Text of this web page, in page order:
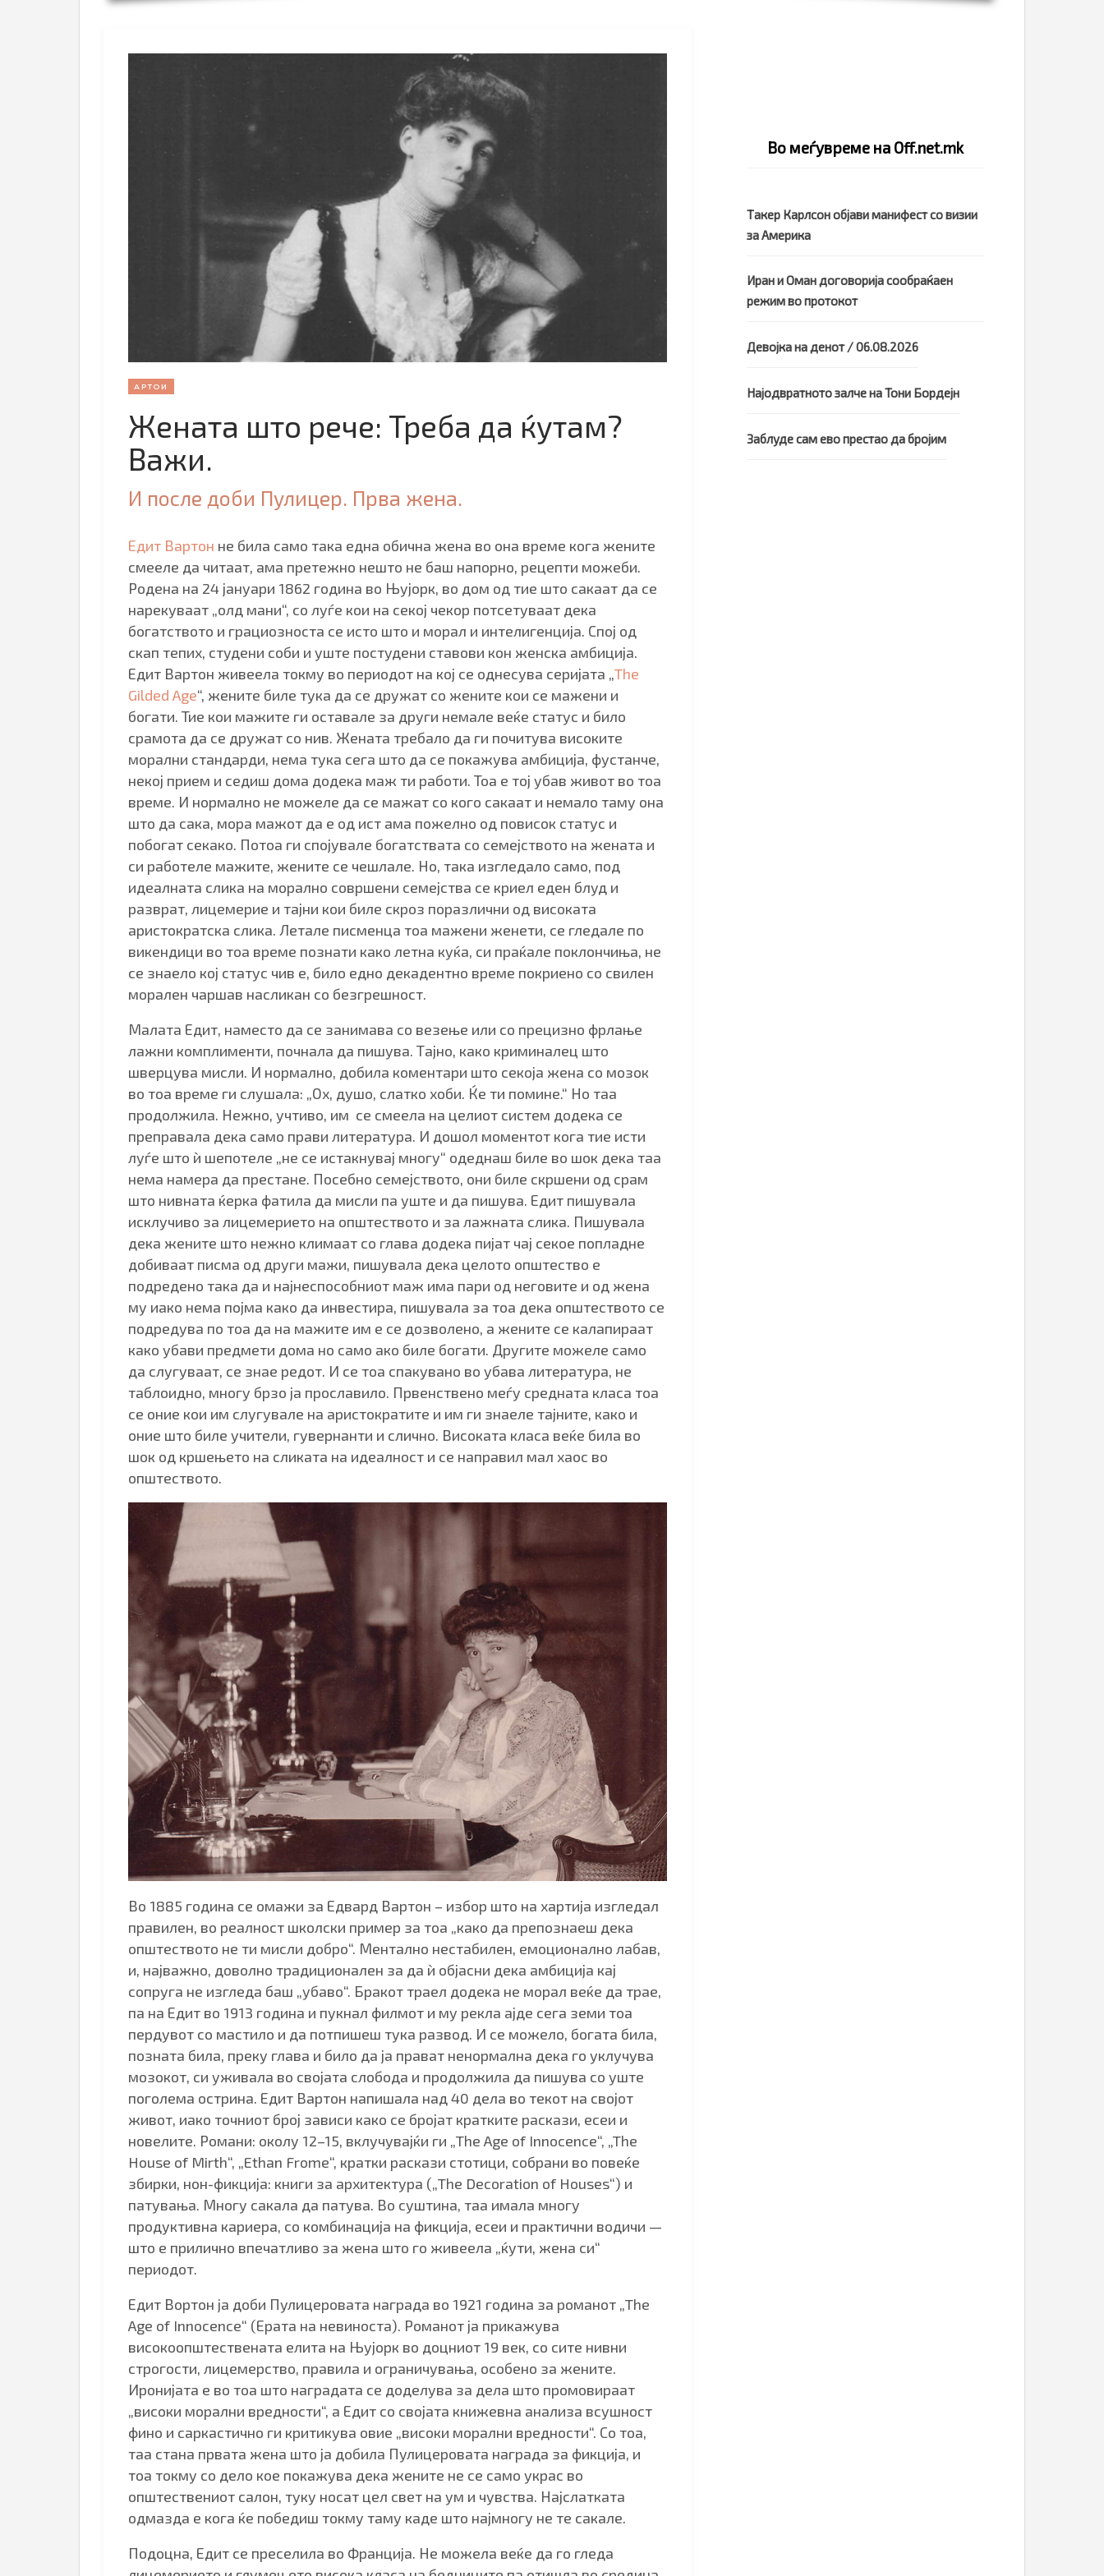
АРТОИ
Жената што рече: Треба да ќутам?
Важи.
И после доби Пулицер. Прва жена.
Едит Вартон не била само така една обична жена во она време кога жените
смееле да читаат, ама претежно нешто не баш напорно, рецепти можеби.
Родена на 24 јануари 1862 година во Њујорк, во дом од тие што сакаат да се
нарекуваат „олд мани“, со луѓе кои на секој чекор потсетуваат дека
богатството и грациозноста се исто што и морал и интелигенција. Спој од
скап тепих, студени соби и уште постудени ставови кон женска амбиција.
Едит Вартон живеела токму во периодот на кој се однесува серијата „The
Gilded Age“, жените биле тука да се дружат со жените кои се мажени и
богати. Тие кои мажите ги оставале за други немале веќе статус и било
срамота да се дружат со нив. Жената требало да ги почитува високите
морални стандарди, нема тука сега што да се покажува амбиција, фустанче,
некој прием и седиш дома додека маж ти работи. Тоа е тој убав живот во тоа
време. И нормално не можеле да се мажат со кого сакаат и немало таму она
што да сака, мора мажот да е од ист ама пожелно од повисок статус и
побогат секако. Потоа ги спојувале богатствата со семејството на жената и
си работеле мажите, жените се чешлале. Но, така изгледало само, под
идеалната слика на морално совршени семејства се криел еден блуд и
разврат, лицемерие и тајни кои биле скроз поразлични од високата
аристократска слика. Летале писменца тоа мажени женети, се гледале по
викендици во тоа време познати како летна куќа, си праќале поклончиња, не
се знаело кој статус чив е, било едно декадентно време покриено со свилен
морален чаршав насликан со безгрешност.
Малата Едит, наместо да се занимава со везење или со прецизно фрлање
лажни комплименти, почнала да пишува. Тајно, како криминалец што
шверцува мисли. И нормално, добила коментари што секоја жена со мозок
во тоа време ги слушала: „Ох, душо, слатко хоби. Ќе ти помине.“ Но таа
продолжила. Нежно, учтиво, им се смеела на целиот систем додека се
преправала дека само прави литература. И дошол моментот кога тие исти
луѓе што ѝ шепотеле „не се истакнувај многу“ одеднаш биле во шок дека таа
нема намера да престане. Посебно семејството, они биле скршени од срам
што нивната ќерка фатила да мисли па уште и да пишува. Едит пишувала
исклучиво за лицемерието на општеството и за лажната слика. Пишувала
дека жените што нежно климаат со глава додека пијат чај секое попладне
добиваат писма од други мажи, пишувала дека целото општество е
подредено така да и најнеспособниот маж има пари од неговите и од жена
му иако нема појма како да инвестира, пишувала за тоа дека општеството се
подредува по тоа да на мажите им е се дозволено, а жените се калапираат
како убави предмети дома но само ако биле богати. Другите можеле само
да слугуваат, се знае редот. И се тоа спакувано во убава литература, не
таблоидно, многу брзо ја прославило. Првенствено меѓу средната класа тоа
се оние кои им слугувале на аристократите и им ги знаеле тајните, како и
оние што биле учители, гувернанти и слично. Високата класа веќе била во
шок од кршењето на сликата на идеалност и се направил мал хаос во
општеството.
Во 1885 година се омажи за Едвард Вартон – избор што на хартија изгледал
правилен, во реалност школски пример за тоа „како да препознаеш дека
општеството не ти мисли добро“. Ментално нестабилен, емоционално лабав,
и, најважно, доволно традиционален за да ѝ објасни дека амбиција кај
сопруга не изгледа баш „убаво“. Бракот траел додека не морал веќе да трае,
па на Едит во 1913 година и пукнал филмот и му рекла ајде сега земи тоа
пердувот со мастило и да потпишеш тука развод. И се можело, богата била,
позната била, преку глава и било да ја прават ненормална дека го уклучува
мозокот, си уживала во својата слобода и продолжила да пишува со уште
поголема острина. Едит Вартон напишала над 40 дела во текот на својот
живот, иако точниот број зависи како се бројат кратките раскази, есеи и
новелите. Романи: околу 12–15, вклучувајќи ги „The Age of Innocence“, „The
House of Mirth“, „Ethan Frome“, кратки раскази стотици, собрани во повеќе
збирки, нон-фикција: книги за архитектура („The Decoration of Houses“) и
патувања. Многу сакала да патува. Во суштина, таа имала многу
продуктивна кариера, со комбинација на фикција, есеи и практични водичи —
што е прилично впечатливо за жена што го живеела „ќути, жена си“
периодот.
Едит Вортон ја доби Пулицеровата награда во 1921 година за романот „The
Age of Innocence“ (Ерата на невиноста). Романот ја прикажува
високоопштествената елита на Њујорк во доцниот 19 век, со сите нивни
строгости, лицемерство, правила и ограничувања, особено за жените.
Иронијата е во тоа што наградата се доделува за дела што промовираат
„високи морални вредности“, а Едит со својата книжевна анализа всушност
фино и саркастично ги критикува овие „високи морални вредности“. Со тоа,
таа стана првата жена што ја добила Пулицеровата награда за фикција, и
тоа токму со дело кое покажува дека жените не се само украс во
општествениот салон, туку носат цел свет на ум и чувства. Најслатката
одмазда е кога ќе победиш токму таму каде што најмногу не те сакале.
Подоцна, Едит се преселила во Франција. Не можела веќе да го гледа
Во меѓувреме на Off.net.mk
Такер Карлсон објави манифест со визии
за Америка
Иран и Оман договорија сообраќаен
режим во протокот
Девојка на денот / 06.08.2026
Најодвратното залче на Тони Бордејн
Заблуде сам ево престао да бројим